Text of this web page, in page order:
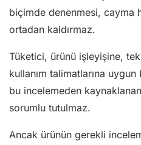
biçimde denenmesi, cayma
ortadan kaldırmaz.
Tüketici, ürünü işleyişine,
kullanım talimatlarına
bu incelemeden
sorumlu tutulmaz.
Ancak ürünün gerekli